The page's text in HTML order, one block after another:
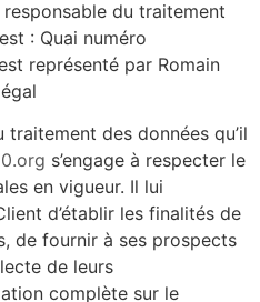
du traitement
: Quai numéro
représenté par Romain
des données qu’il
s’engage à respecter le
en vigueur. Il lui
d’établir les finalités de
de fournir à ses prospects
de leurs
complète sur le